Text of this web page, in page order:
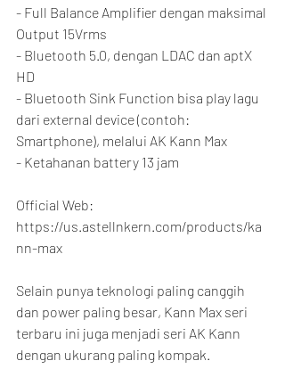
- Full Balance Amplifier dengan maksimal
Output 15Vrms
- Bluetooth 5.0, dengan LDAC dan aptX
HD
- Bluetooth Sink Function bisa play lagu
dari external device (contoh:
Smartphone), melalui AK Kann Max
- Ketahanan battery 13 jam
Official Web:
https://us.astellnkern.com/products/ka
nn-max
Selain punya teknologi paling canggih
dan power paling besar, Kann Max seri
terbaru ini juga menjadi seri AK Kann
dengan ukurang paling kompak.